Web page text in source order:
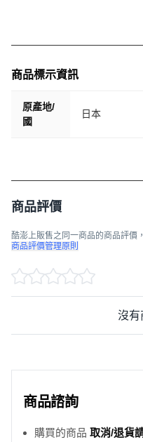
商品標示資訊
原產地/
國
日本
商品評價
酷澎上販售之同一商品的商品評價
商品評價管理原則
沒有
商品諮詢
購買的商品 取消/退貨